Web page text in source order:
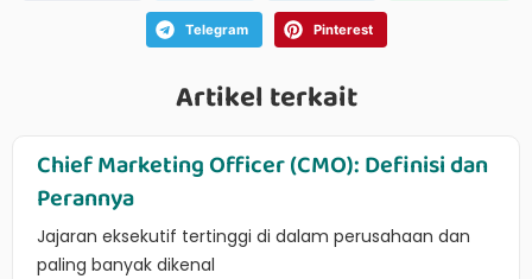
Telegram Pinterest
Artikel terkait
Chief Marketing Officer (CMO): Definisi dan
Perannya
Jajaran eksekutif tertinggi di dalam perusahaan dan
paling banyak dikenal